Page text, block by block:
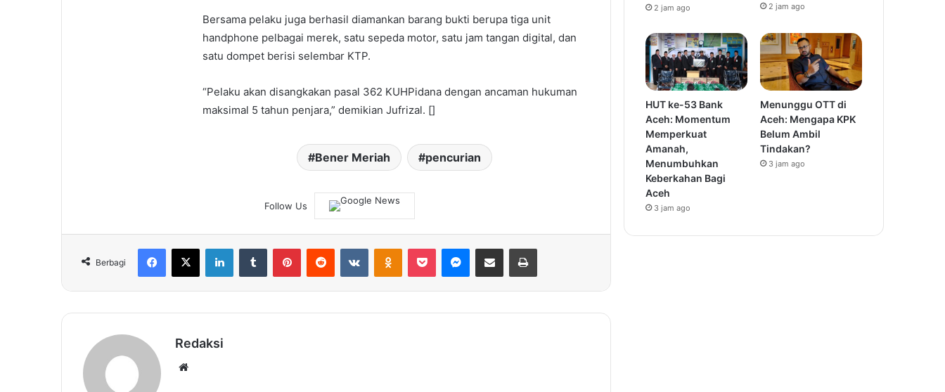
Bersama pelaku juga berhasil diamankan barang bukti berupa tiga unit
handphone pelbagai merek, satu sepeda motor, satu jam tangan digital, dan
satu dompet berisi selembar KTP.
“Pelaku akan disangkakan pasal 362 KUHPidana dengan ancaman hukuman
maksimal 5 tahun penjara,” demikian Jufrizal. []
Bener Meriah pencurian
Follow Us
Berbagi
Facebook
X LinkedInTumblr PinterestReddit VKontakteOdnoklassniki
Pocket Messenger
Share via Email Print
Redaksi
Permanenkan Akun SNPMB
2 jam ago 2 jam ago
HUT ke-53 Bank
Aceh: Momentum
Memperkuat
Amanah,
Menumbuhkan
Keberkahan Bagi
Aceh
3 jam ago
Menunggu OTT di
Aceh: Mengapa KPK
Belum Ambil
Tindakan?
3 jam ago